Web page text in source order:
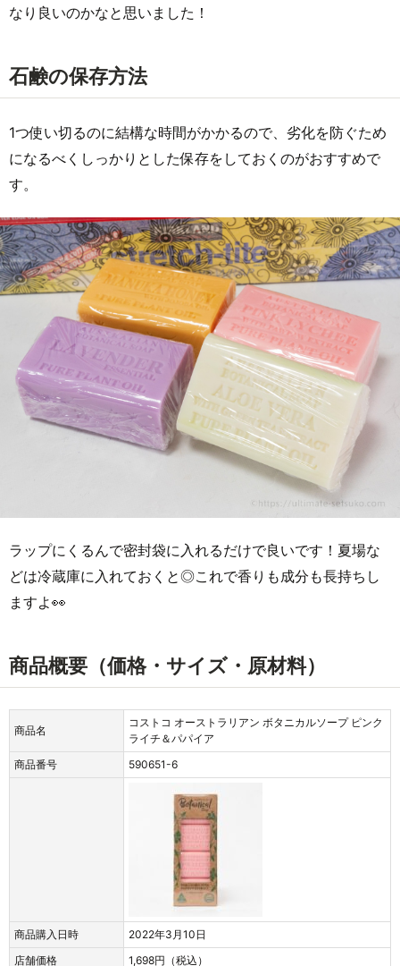
なり良いのかなと思いました！
石鹸の保存方法
1つ使い切るのに結構な時間がかかるので、劣化を防ぐため
になるべくしっかりとした保存をしておくのがおすすめで
す。
ラップにくるんで密封袋に入れるだけで良いです！夏場な
どは冷蔵庫に入れておくと◎これで香りも成分も長持ちし
ますよ👀
商品概要（価格・サイズ・原材料）
商品名
コストコ オーストラリアン ボタニカルソープ ピンク
ライチ＆パパイア
商品番号
590651-6
商品購入日時
2022年3月10日
店舗価格
1,698円（税込）